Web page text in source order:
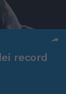
record